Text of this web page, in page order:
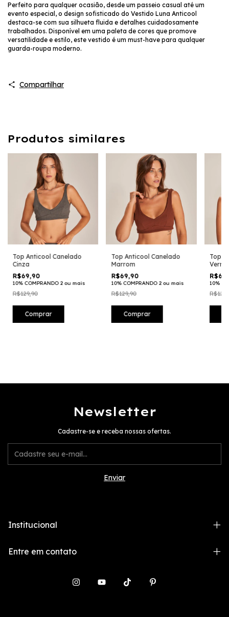
Perfeito para qualquer ocasião, desde um passeio casual até um
evento especial, o design sofisticado do Vestido Luna Anticool
destaca-se com sua silhueta fluida e detalhes cuidadosamente
trabalhados. Disponível em uma paleta de cores que promove
versatilidade e estilo, este vestido é um must-have para qualquer
guarda-roupa moderno.
Compartilhar
Produtos similares
Top Anticool Canelado
Cinza
R$69,90
10% COMPRANDO 2 ou mais
R$129,90
Comprar
Top Anticool Canelado
Marrom
R$69,90
10% COMPRANDO 2 ou mais
R$129,90
Comprar
Top
10%
Newsletter
Cadastre-se e receba nossas ofertas.
Institucional
Entre em contato